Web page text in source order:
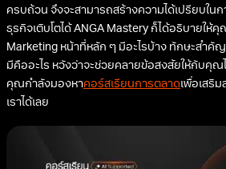
ครบถ้วน จึงจะสามารถสร้างความได้เปรียบใน
ธุรกิจเติบโตได้ ANGA Mastery ก็ได้อธิบายให้
Marketing หน้าที่หลัก ๆ มีอะไรบ้าง ทักษะสำ
มีคืออะไร หวังว่าจะช่วยคลายข้อสงสัยให้กับคุ
คุณกำลังมองหาคอร์สเรียนการตลาดเพื่อเสริ
เราได้เลย